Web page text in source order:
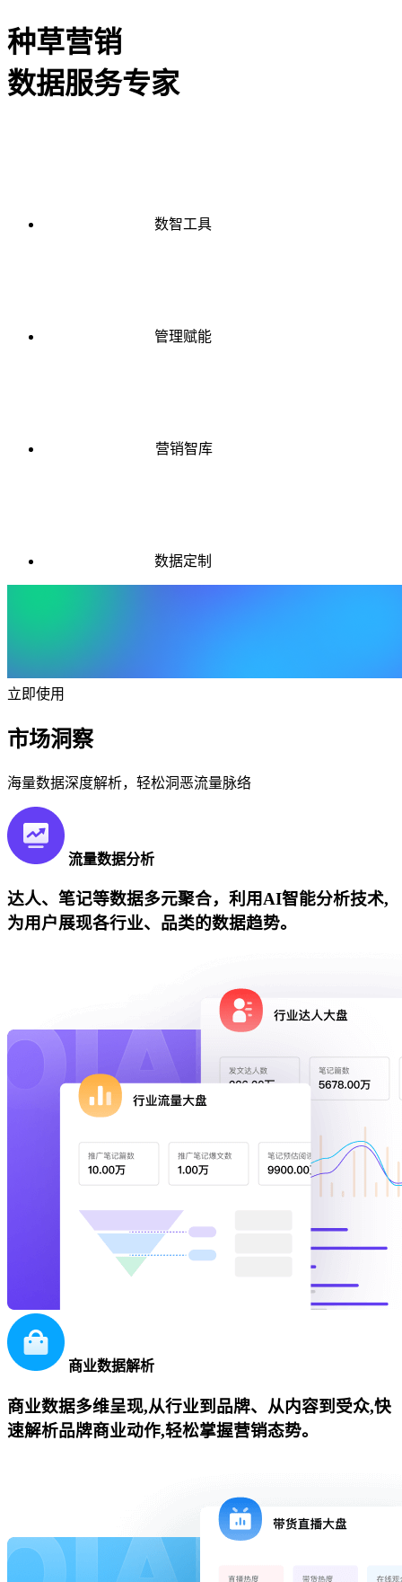
种草营销
数据服务专家
数智工具
管理赋能
营销智库
数据定制
立即使用
市场洞察
海量数据深度解析，轻松洞恶流量脉络
流量数据分析
达人、笔记等数据多元聚合，利用AI智能分析技术,
为用户展现各行业、品类的数据趋势。
商业数据解析
商业数据多维呈现,从行业到品牌、从内容到受众,快
速解析品牌商业动作,轻松掌握营销态势。